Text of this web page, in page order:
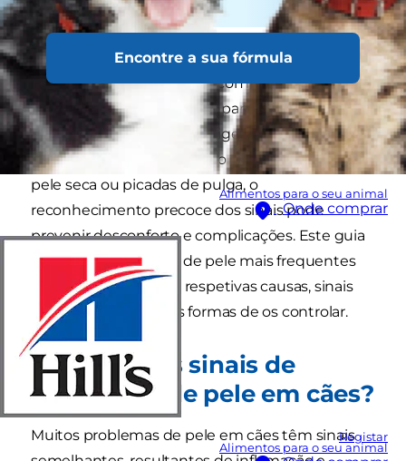
Encontre a sua fórmula
Alimentos para o seu animal
Onde comprar
Registar
Alimentos para o seu animal
Os problemas de pele em cães são alguns dos
problemas de saúde mais comuns que os
tutores de animais de companhia detetam,
variando desde a irritação ligeira aos problemas
de sono e autolesão. Quer o cão sofra de alergias,
pele seca ou picadas de pulga, o
reconhecimento precoce dos sinais pode
prevenir desconforto e complicações. Este guia
aborda os problemas de pele mais frequentes
em cães, incluindo as respetivas causas, sinais
clínicos e as melhores formas de os controlar.
Quais são os sinais de
problemas de pele em cães?
Muitos problemas de pele em cães têm sinais